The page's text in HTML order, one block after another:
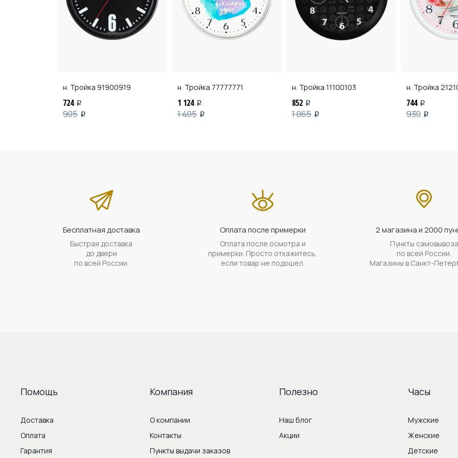
н. Тройка 91900919
724 i
905 i
н. Тройка 77777771
1 124 i
1 405 i
н. Тройка 11100103
852 i
1 065 i
н. Тройка
744 i
930 i
Бесплатная доставка
Быстрая доставка
до двери
по всей России.
Оплата после примерки
Оплата после осмотра и
примерки. Просто откажитесь,
если товар не подошел.
2 магазина и 2000
Пункты самовывоза
по всей России.
Магазины в Санкт-
Помощь
Доставка
Оплата
Гарантия
Компания
О компании
Контакты
Пункты выдачи заказов
Полезно
Наш блог
Акции
Часы
Мужские
Женские
Детские